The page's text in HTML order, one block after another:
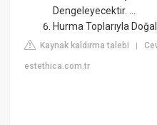
Dengeleyecektir. ...
Hurma Toplarıyla
Kaynak kaldırma talebi |
estethica.com.tr